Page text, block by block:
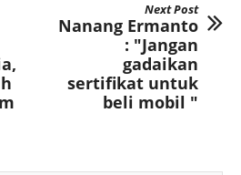
Next Post
Nanang Ermanto
: "Jangan
gadaikan
sertifikat untuk
beli mobil "